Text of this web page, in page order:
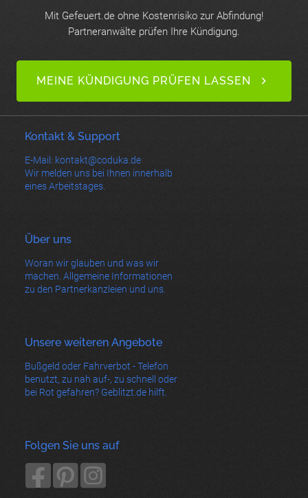
Mit Gefeuert.de ohne Kostenrisiko zur Abfindung!
Partneranwälte prüfen Ihre Kündigung.
MEINE KÜNDIGUNG PRÜFEN LASSEN
Kontakt & Support
E-Mail: kontakt@coduka.de
Wir melden uns bei Ihnen innerhalb
eines Arbeitstages.
Über uns
Woran wir glauben und was wir
machen. Allgemeine Informationen
zu den Partnerkanzleien und uns.
Unsere weiteren Angebote
Bußgeld oder Fahrverbot - Telefon
benutzt, zu nah auf-, zu schnell oder
bei Rot gefahren? Geblitzt.de hilft.
Folgen Sie uns auf